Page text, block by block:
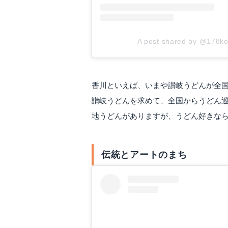
A post shared by
香川といえば、いまや讃岐うどんが全
讃岐うどんを求めて、全国からうどん
地うどんがありますが、うどん好きな
伝統とアートのまち